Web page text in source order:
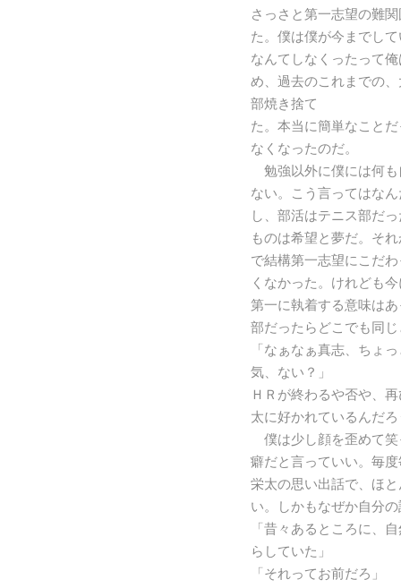
さっさと第一志望の難
た。僕は僕が今までし
なんてしなくったって
め、過去のこれまでの
部焼き捨て
た。本当に簡単なこと
なくなったのだ。
勉強以外に僕には何も
ない。こう言ってはな
し、部活はテニス部だ
ものは希望と夢だ。そ
で結構第一志望にこだ
くなかった。けれども
第一に執着する意味は
部だったらどこでも同
「なぁなぁ真志、ちょ
気、ない？」
ＨＲが終わるや否や、
太に好かれているんだ
僕は少し顔を歪めて笑
癖だと言っていい。毎
栄太の思い出話で、ほ
い。しかもなぜか自分
「昔々あるところに、
らしていた」
「それってお前だろ」